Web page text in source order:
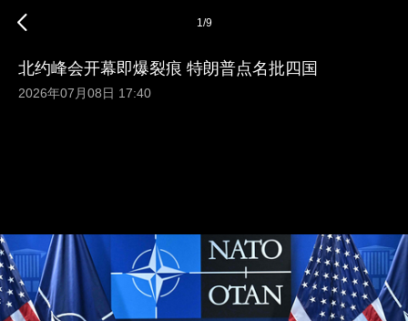
1/9
北约峰会开幕即爆裂痕 特朗普点名批四国
2026年07月08日 17:40